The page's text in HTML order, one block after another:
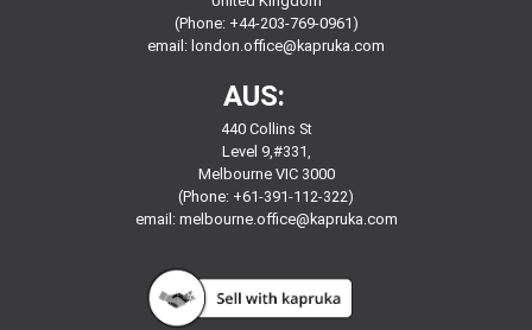
(Phone: +44-203-769-0961)
email: london.office@kapruka.com
AUS:
440 Collins St
Level 9,#331,
Melbourne VIC 3000
(Phone: +61-391-112-322)
email: melbourne.office@kapruka.com